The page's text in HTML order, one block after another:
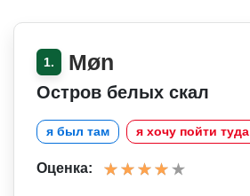
1. Møn
Остров белых скал
я был там я хочу пойти туда
Оценка: